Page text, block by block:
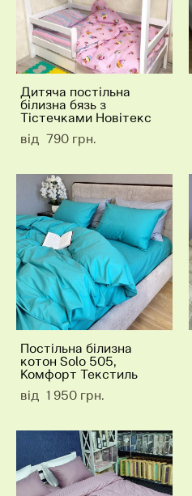
Дитяча постільна
білизна бязь з
Тістечками Новітекс
від 790 грн.
Постільна білизна
котон Solo 505,
Комфорт Текстиль
від 1 950 грн.